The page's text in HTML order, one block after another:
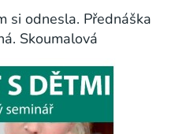
si odnesla. Přednáška
Skoumalová